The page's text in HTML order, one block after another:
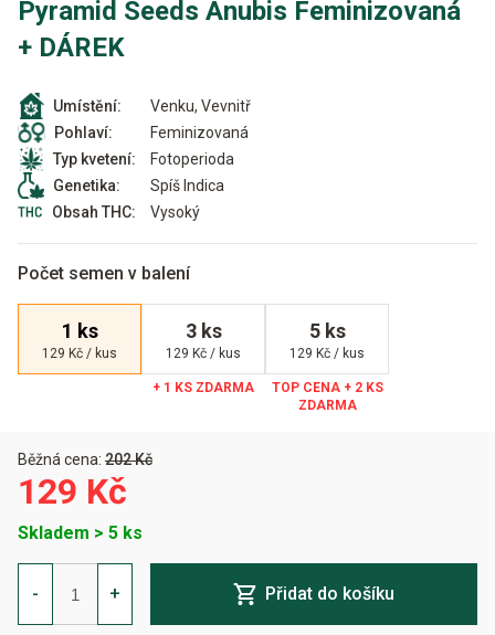
Pyramid Seeds Anubis Feminizovaná
+ DÁREK
Umístění:
Venku, Vevnitř
Pohlaví:
Feminizovaná
Typ kvetení:
Fotoperioda
Genetika:
Spíš Indica
Obsah THC:
Vysoký
Počet semen v balení
1 ks
129 Kč / kus
3 ks
129 Kč / kus
5 ks
129 Kč / kus
Běžná cena: 202 Kč
129 Kč
Skladem > 5 ks
-
Anubis
Feminizovaná
množství
+ Přidat do košíku